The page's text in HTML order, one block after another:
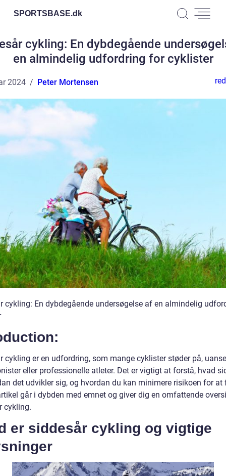
SPORTSBASE.dk
cykling: En dybdegående
en almindelig udfordring for cyklister
2024 Peter Mortensen
cykling: En dybdegående undersøgelse af en almindelig
cykling er en udfordring, som mange cyklister støder på,
eller professionelle atleter. Det er vigtigt at forstå, hvad
det udvikler sig, og hvordan du kan minimere risikoen for at
går i dybden med emnet og giver dig en omfattende
cykling.
er siddesår cykling og vigtige